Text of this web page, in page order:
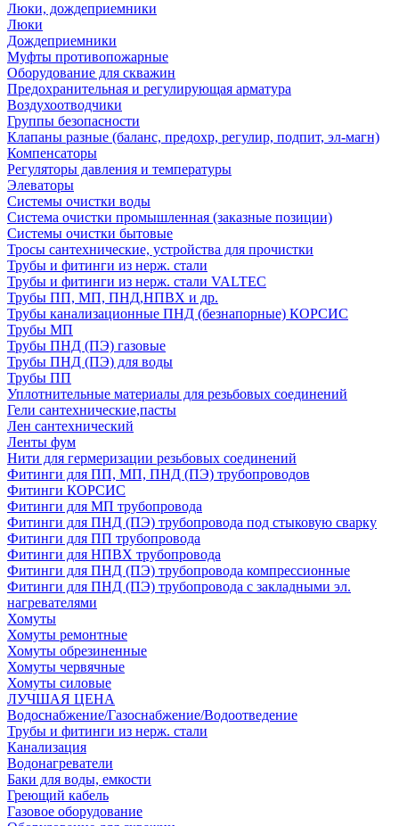
Люки, дождеприемники
Люки
Дождеприемники
Муфты противопожарные
Оборудование для скважин
Предохранительная и регулирующая арматура
Воздухоотводчики
Группы безопасности
Клапаны разные (баланс, предохр, регулир, подпит, эл-магн)
Компенсаторы
Регуляторы давления и температуры
Элеваторы
Системы очистки воды
Система очистки промышленная (заказные позиции)
Системы очистки бытовые
Тросы сантехнические, устройства для прочистки
Трубы и фитинги из нерж. стали
Трубы и фитинги из нерж. стали VALTEC
Трубы ПП, МП, ПНД,НПВХ и др.
Трубы канализационные ПНД (безнапорные) КОРСИС
Трубы МП
Трубы ПНД (ПЭ) газовые
Трубы ПНД (ПЭ) для воды
Трубы ПП
Уплотнительные материалы для резьбовых соединений
Гели сантехнические,пасты
Лен сантехнический
Ленты фум
Нити для гермеризации резьбовых соединений
Фитинги для ПП, МП, ПНД (ПЭ) трубопроводов
Фитинги КОРСИС
Фитинги для МП трубопровода
Фитинги для ПНД (ПЭ) трубопровода под стыковую сварку
Фитинги для ПП трубопровода
Фитинги для НПВХ трубопровода
Фитинги для ПНД (ПЭ) трубопровода компрессионные
Фитинги для ПНД (ПЭ) трубопровода с закладными эл.
нагревателями
Хомуты
Хомуты ремонтные
Хомуты обрезиненные
Хомуты червячные
Хомуты силовые
ЛУЧШАЯ ЦЕНА
Водоснабжение/Газоснабжение/Водоотведение
Трубы и фитинги из нерж. стали
Канализация
Водонагреватели
Баки для воды, емкости
Греющий кабель
Газовое оборудование